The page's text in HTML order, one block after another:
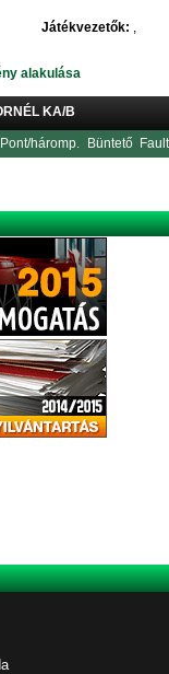
Játékvezetők: ,
alakulása
KA/B
Pont/háromp. Büntető Fault